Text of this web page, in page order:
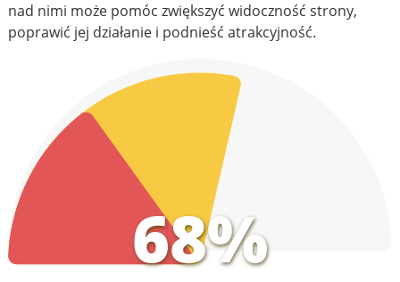
nad nimi może pomóc zwiększyć widoczność strony,
poprawić jej działanie i podnieść atrakcyjność.
68%